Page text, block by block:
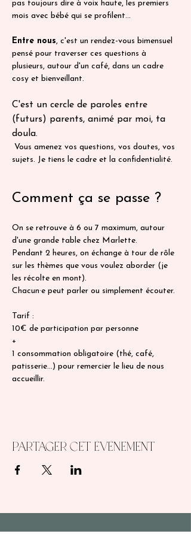
pas toujours dire à voix haute, les premiers
mois avec bébé qui se profilent…
Entre nous, c'est un rendez-vous bimensuel
pensé pour traverser ces questions à
plusieurs, autour d'un café, dans un cadre
cosy et bienveillant.
C'est un cercle de paroles entre
(futurs) parents, animé par moi, ta
doula.
Vous amenez vos questions, vos doutes, vos
sujets. Je tiens le cadre et la confidentialité.
Comment ça se passe ?
On se retrouve à 6 ou 7 maximum, autour
d'une grande table chez Marlette.
Pendant 2 heures, on échange à tour de rôle
sur les thèmes que vous voulez aborder (je
les récolte en mont).
Chacun·e peut parler ou simplement écouter.
Tarif :
10€ de participation par personne
+
1 consommation obligatoire (thé, café,
patisserie...) pour remercier le lieu de nous
accueillir.
Partager cet événement